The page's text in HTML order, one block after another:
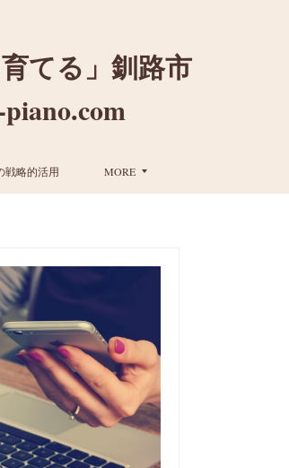
てる」釧路市
戦略的活用 MORE